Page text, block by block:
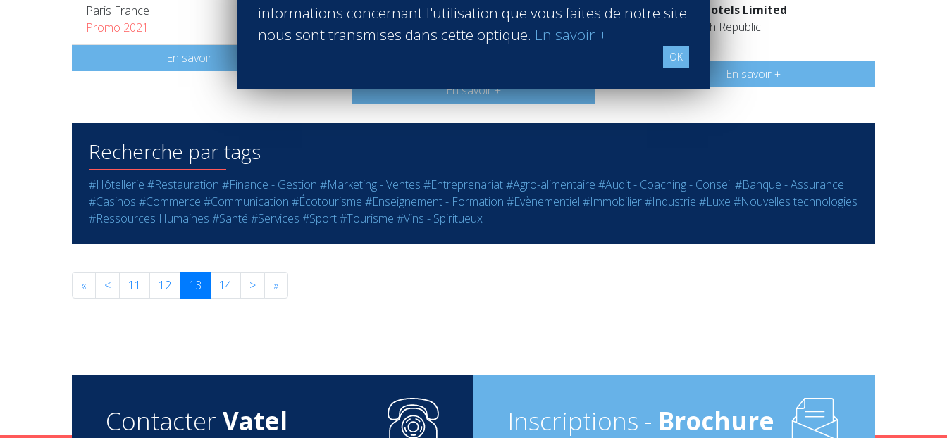
Paris France
Promo 2021
En savoir +
Louvre Hotels Group
Puteaux France
En savoir +
Corinthia Hotels Limited
Prague Czech Republic
Promo 2019
En savoir +
Recherche par tags
#Hôtellerie #Restauration #Finance - Gestion #Marketing - Ventes #Entreprenariat#Agro-alimentaire #Audit - Coaching - Conseil #Banque - Assurance
#Casinos #Commerce #Communication #Écotourisme #Enseignement - Formation #Evènementiel #Immobilier#Industrie #Luxe #Nouvelles technologies
#Ressources Humaines #Santé #Services #Sport#Tourisme #Vins - Spiritueux
« < 11 12 13 14 > »
Contacter Vatel Inscriptions - Brochure
informations concernant l'utilisation que vous faites de notre site
nous sont transmises dans cette optique. En savoir +
OK